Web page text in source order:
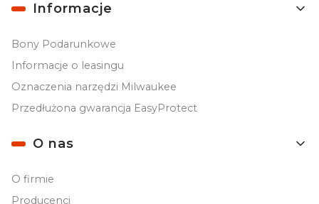
Informacje
Bony Podarunkowe
Informacje o leasingu
Oznaczenia narzędzi Milwaukee
Przedłużona gwarancja EasyProtect
O nas
O firmie
Producenci